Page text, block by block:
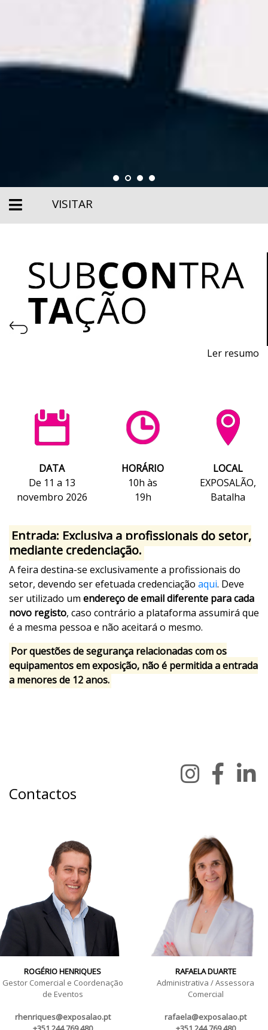
VISITAR
Ler resumo
De quarta a sexta, 10h às 19h
DATA
De 11 a 13
novembro 2026
HORÁRIO
10h às
19h
LOCAL
EXPOSALÃO,
Batalha
Entrada: Exclusiva a profissionais do setor,
mediante credenciação.
A feira destina-se exclusivamente a profissionais do
setor, devendo ser efetuada credenciação aqui. Deve
ser utilizado um endereço de email diferente para cada
novo registo, caso contrário a plataforma assumirá que
é a mesma pessoa e não aceitará o mesmo.
Por questões de segurança relacionadas com os
equipamentos em exposição, não é permitida a entrada
a menores de 12 anos.
Contactos
ROGÉRIO HENRIQUES
Gestor Comercial e Coordenação
de Eventos
rhenriques@exposalao.pt
RAFAELA DUARTE
Administrativa / Assessora
Comercial
rafaela@exposalao.pt